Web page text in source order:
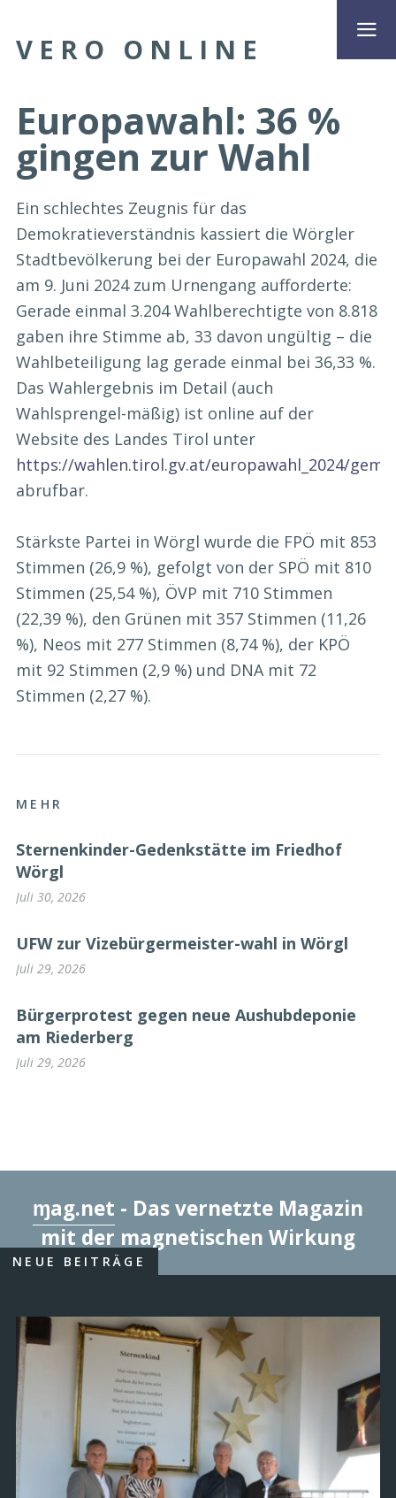
VERO ONLINE
Europawahl: 36 %
gingen zur Wahl
Ein schlechtes Zeugnis für das
Demokratieverständnis kassiert die Wörgler
Stadtbevölkerung bei der Europawahl 2024, die
am 9. Juni 2024 zum Urnengang aufforderte:
Gerade einmal 3.204 Wahlberechtigte von 8.818
gaben ihre Stimme ab, 33 davon ungültig – die
Wahlbeteiligung lag gerade einmal bei 36,33 %.
Das Wahlergebnis im Detail (auch
Wahlsprengel-mäßig) ist online auf der
Website des Landes Tirol unter
https://wahlen.tirol.gv.at/europawahl_2024/
abrufbar.
Stärkste Partei in Wörgl wurde die FPÖ mit 853
Stimmen (26,9 %), gefolgt von der SPÖ mit 810
Stimmen (25,54 %), ÖVP mit 710 Stimmen
(22,39 %), den Grünen mit 357 Stimmen (11,26
%), Neos mit 277 Stimmen (8,74 %), der KPÖ
mit 92 Stimmen (2,9 %) und DNA mit 72
Stimmen (2,27 %).
MEHR
Sternenkinder-Gedenkstätte im Friedhof
Wörgl
Juli 30, 2026
UFW zur Vizebürgermeister-wahl in Wörgl
Juli 29, 2026
Bürgerprotest gegen neue Aushubdeponie
am Riederberg
Juli 29, 2026
ɱag.net - Das vernetzte Magazin
mit der magnetischen Wirkung
NEUE BEITRÄGE